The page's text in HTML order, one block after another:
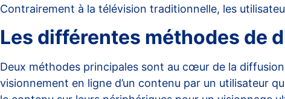
Contrairement à la télévision traditionnelle, les
Les différentes méthodes de
Deux méthodes principales sont au cœur de la
visionnement en ligne d’un contenu par un utilisateur